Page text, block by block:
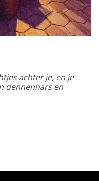
achter je, en je
dennenhars en